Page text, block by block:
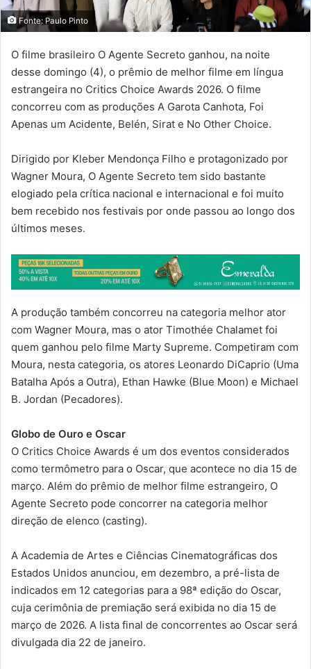
Fonte: Paulo Pinto
O filme brasileiro O Agente Secreto ganhou, na noite
desse domingo (4), o prêmio de melhor filme em língua
estrangeira no Critics Choice Awards 2026. O filme
concorreu com as produções A Garota Canhota, Foi
Apenas um Acidente, Belén, Sirat e No Other Choice.
Dirigido por Kleber Mendonça Filho e protagonizado por
Wagner Moura, O Agente Secreto tem sido bastante
elogiado pela crítica nacional e internacional e foi muito
bem recebido nos festivais por onde passou ao longo dos
últimos meses.
A produção também concorreu na categoria melhor ator
com Wagner Moura, mas o ator Timothée Chalamet foi
quem ganhou pelo filme Marty Supreme. Competiram com
Moura, nesta categoria, os atores Leonardo DiCaprio (Uma
Batalha Após a Outra), Ethan Hawke (Blue Moon) e Michael
B. Jordan (Pecadores).
Globo de Ouro e Oscar
O Critics Choice Awards é um dos eventos considerados
como termômetro para o Oscar, que acontece no dia 15 de
março. Além do prêmio de melhor filme estrangeiro, O
Agente Secreto pode concorrer na categoria melhor
direção de elenco (casting).
A Academia de Artes e Ciências Cinematográficas dos
Estados Unidos anunciou, em dezembro, a pré-lista de
indicados em 12 categorias para a 98ª edição do Oscar,
cuja cerimônia de premiação será exibida no dia 15 de
março de 2026. A lista final de concorrentes ao Oscar será
divulgada dia 22 de janeiro.